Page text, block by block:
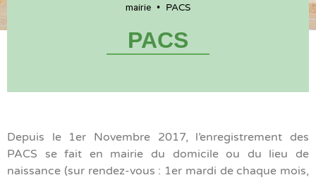
mairie • PACS
PACS
Depuis le 1er Novembre 2017, l’enregistrement des
PACS se fait en mairie du domicile ou du lieu de
naissance (sur rendez-vous : 1er mardi de chaque mois,